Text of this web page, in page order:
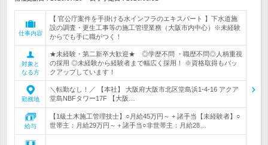
仕事内容
【 官公庁案件を手掛ける水インフラのエキスパート 】下水道施
設の調査・更生工事等の施工管理業務（大阪市内中心）※未経験
からでも手に職がつく！
対象と
なる方
★未経験・第二新卒大歓迎★ ◎学歴不問 ・職歴不問◎人柄重視
の採用 ◎未経験から経験者まで幅広く採用！ ※資格取得もバッ
クアップしています！
勤務地
＼転勤なし！／ 【本社】 大阪府大阪市北区堂島浜1-4-16 アクア
堂島NBFタワー17F 【大阪…
給与
【1級土木施工管理技士】○月給45万円～ + 諸手当【未経験者】○
世帯主：月給29万円～＋諸手当○非世帯主：月給28…